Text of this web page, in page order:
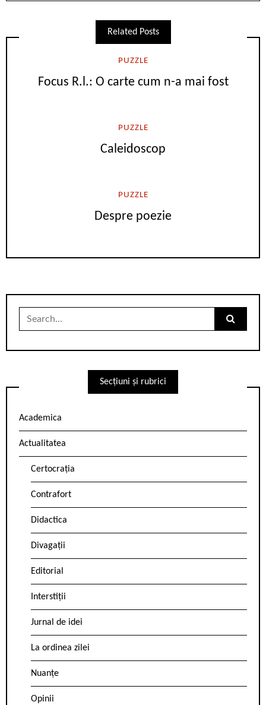
Related Posts
PUZZLE
Focus R.l.: O carte cum n-a mai fost
PUZZLE
Caleidoscop
PUZZLE
Despre poezie
Search
Secțiuni și rubrici
Academica
Actualitatea
Certocrația
Contrafort
Didactica
Divagații
Editorial
Interstiții
Jurnal de idei
La ordinea zilei
Nuanțe
Opinii